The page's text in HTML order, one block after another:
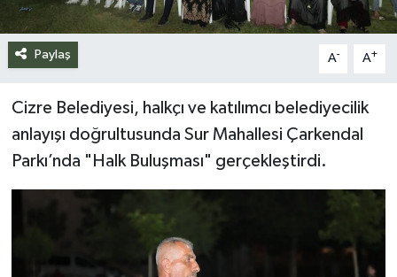
Paylaş A- A+
Cizre Belediyesi, halkçı ve katılımcı belediyecilik
anlayışı doğrultusunda Sur Mahallesi Çarkendal
Parkı’nda "Halk Buluşması" gerçekleştirdi.
Yazarlar